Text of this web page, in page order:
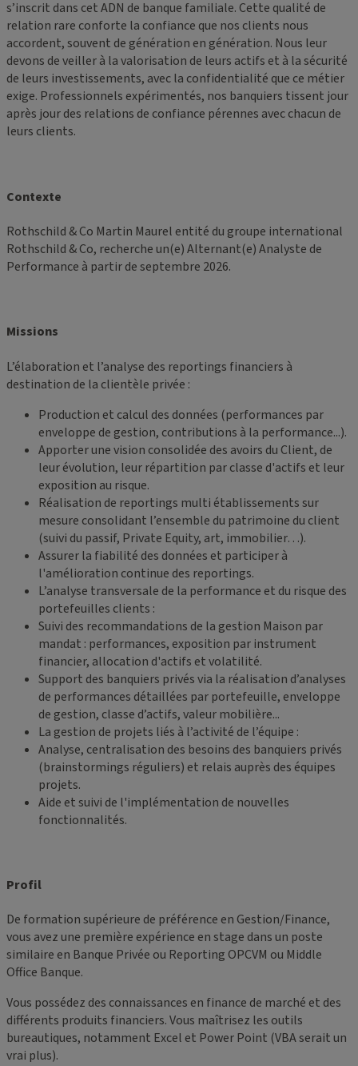
s’inscrit dans cet ADN de banque familiale. Cette qualité de
relation rare conforte la confiance que nos clients nous
accordent, souvent de génération en génération. Nous leur
devons de veiller à la valorisation de leurs actifs et à la sécurité
de leurs investissements, avec la confidentialité que ce métier
exige. Professionnels expérimentés, nos banquiers tissent jour
après jour des relations de confiance pérennes avec chacun de
leurs clients.
Contexte
Rothschild & Co Martin Maurel entité du groupe international
Rothschild & Co, recherche un(e) Alternant(e) Analyste de
Performance à partir de septembre 2026.
Missions
L’élaboration et l’analyse des reportings financiers à
destination de la clientèle privée :
Production et calcul des données (performances par
enveloppe de gestion, contributions à la performance...).
Apporter une vision consolidée des avoirs du Client, de
leur évolution, leur répartition par classe d'actifs et leur
exposition au risque.
Réalisation de reportings multi établissements sur
mesure consolidant l’ensemble du patrimoine du client
(suivi du passif, Private Equity, art, immobilier…).
Assurer la fiabilité des données et participer à
l'amélioration continue des reportings.
L’analyse transversale de la performance et du risque des
portefeuilles clients :
Suivi des recommandations de la gestion Maison par
mandat : performances, exposition par instrument
financier, allocation d'actifs et volatilité.
Support des banquiers privés via la réalisation d’analyses
de performances détaillées par portefeuille, enveloppe
de gestion, classe d’actifs, valeur mobilière...
La gestion de projets liés à l’activité de l’équipe :
Analyse, centralisation des besoins des banquiers privés
(brainstormings réguliers) et relais auprès des équipes
projets.
Aide et suivi de l'implémentation de nouvelles
fonctionnalités.
Profil
De formation supérieure de préférence en Gestion/Finance,
vous avez une première expérience en stage dans un poste
similaire en Banque Privée ou Reporting OPCVM ou Middle
Office Banque.
Vous possédez des connaissances en finance de marché et des
différents produits financiers. Vous maîtrisez les outils
bureautiques, notamment Excel et Power Point (VBA serait un
vrai plus).